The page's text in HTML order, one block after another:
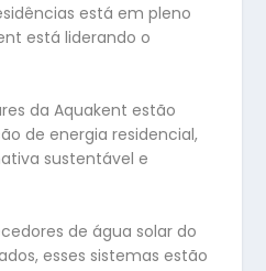
está em pleno
está liderando o
da Aquakent estão
de energia residencial,
sustentável e
de água solar do
esses sistemas estão